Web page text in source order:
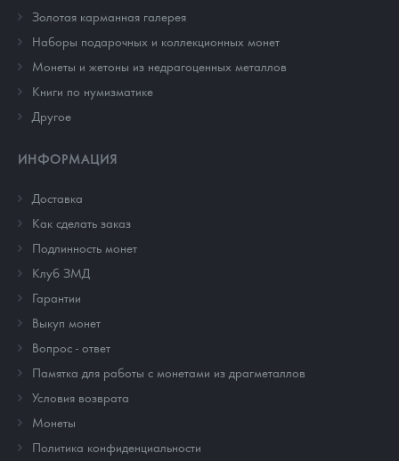
Золотая карманная галерея
Наборы подарочных и коллекционных монет
Монеты и жетоны из недрагоценных металлов
Книги по нумизматике
Другое
ИНФОРМАЦИЯ
Доставка
Как сделать заказ
Подлинность монет
Клуб ЗМД
Гарантии
Выкуп монет
Вопрос - ответ
Памятка для работы с монетами из драгметаллов
Условия возврата
Монеты
Политика конфиденциальности